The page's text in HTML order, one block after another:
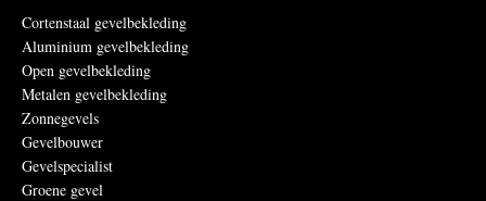
Cortenstaal gevelbekleding
Aluminium gevelbekleding
Open gevelbekleding
Metalen gevelbekleding
Zonnegevels
Gevelbouwer
Gevelspecialist
Groene gevel